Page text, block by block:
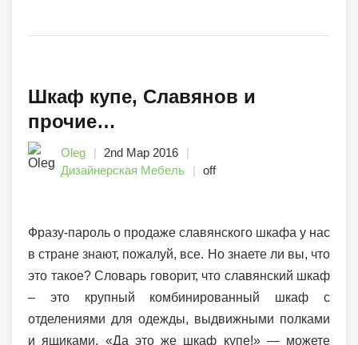
Шкаф купе, Славянов и
прочие…
Oleg
2nd Мар 2016
Дизайнерская Мебель
off
Фразу-пароль о продаже славянского шкафа у нас
в стране знают, пожалуй, все. Но знаете ли вы, что
это такое? Словарь говорит, что славянский шкаф
– это крупный комбинированный шкаф с
отделениями для одежды, выдвижными полками
и ящиками. «Да это же шкаф купе!» — можете